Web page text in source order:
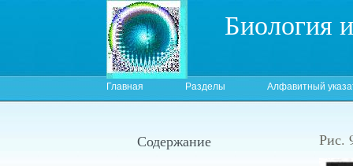
Биология
Главная Разделы Алфавитный
Рис.
Содержание